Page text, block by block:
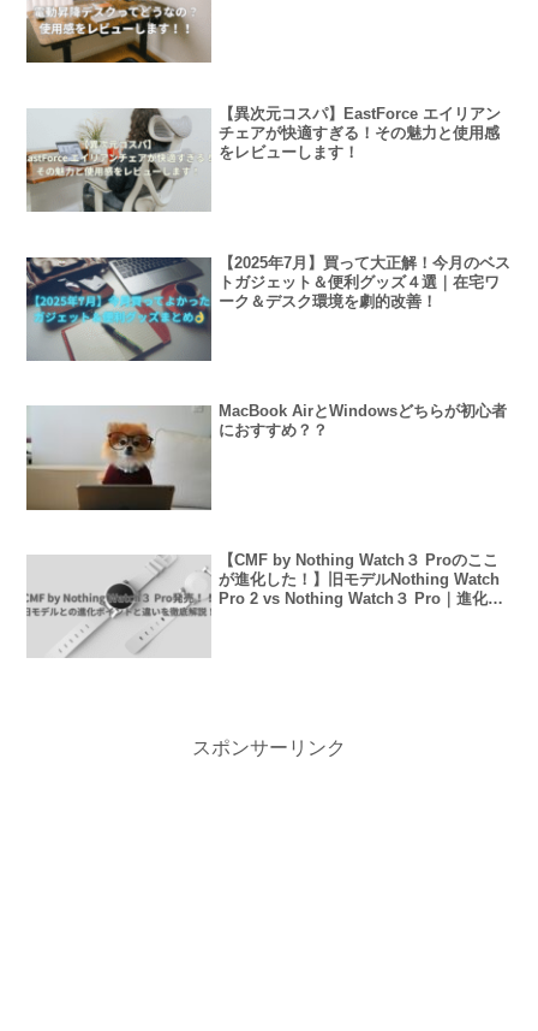
【異次元コスパ】EastForce エイリアン
チェアが快適すぎる！その魅力と使用感
をレビューします！
【2025年7月】買って大正解！今月のベス
トガジェット＆便利グッズ４選｜在宅ワ
ーク＆デスク環境を劇的改善！
MacBook AirとWindowsどちらが初心者
におすすめ？？
【CMF by Nothing Watch３ Proのここ
が進化した！】旧モデルNothing Watch
Pro 2 vs Nothing Watch３ Pro｜進化ポ
スポンサーリンク